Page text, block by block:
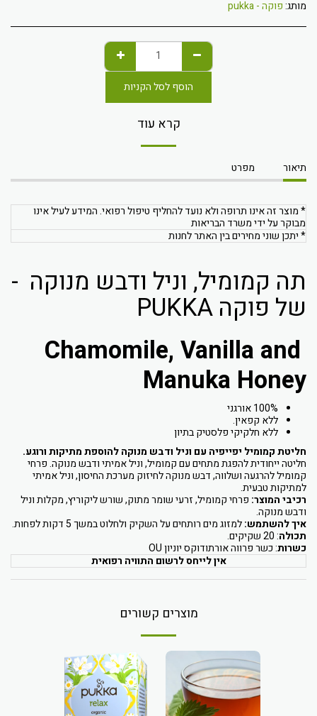
מותג:פוקה - pukka
הוסף לסל הקניות
קרא עוד
תיאור מפרט
* מוצר זה אינו תרופה ולא נועד להחליף טיפול רפואי. המידע לעיל אינו
מבוקר על ידי משרד הבריאות
* יתכן שוני מחירים בין האתר לחנות
תה קמומיל, וניל ודבש מנוקה -
של פוקה PUKKA
Chamomile, Vanilla and
Manuka Honey
100% אורגני
ללא קפאין.
ללא חלקיקי פלסטיק בתיון
חליטת קמומיל יפייפיה עם וניל ודבש מנוקה להוספת מתיקות ורוגע.
חליטה ייחודית להפגת מתחים עם קמומיל, וניל אמיתי ודבש מנוקה. פרחי
קמומיל להרגעה ושלווה, דבש מנוקה לחיזוק מערכת החיסון, וניל אמיתי
למתיקות טבעית.
רכיבי המוצר: פרחי קמומיל, זרעי שומר מתוק, שורש ליקוריץ, מקלות וניל
ודבש מנוקה.
איך להשתמש:למזוג מים רותחים על השקיק ולחלוט במשך 5 דקות לפחות.
תכולה: 20 שקיקים.
כשרות: כשר פרווה אורתודוקס יוניון OU
אין לייחס לרשום התוויה רפואית
מוצרים קשורים